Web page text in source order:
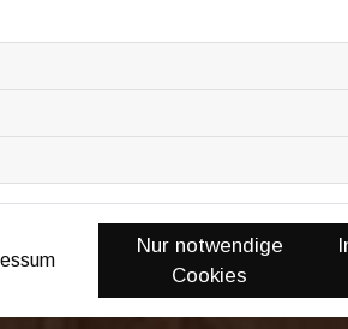
elitr, sed diam nonumy eirmod
rebum. Stet clita kasd gubergren,
nonumy eirmod tempor invidunt ut
clita kasd gubergren, no sea
Nur notwendige
Cookies